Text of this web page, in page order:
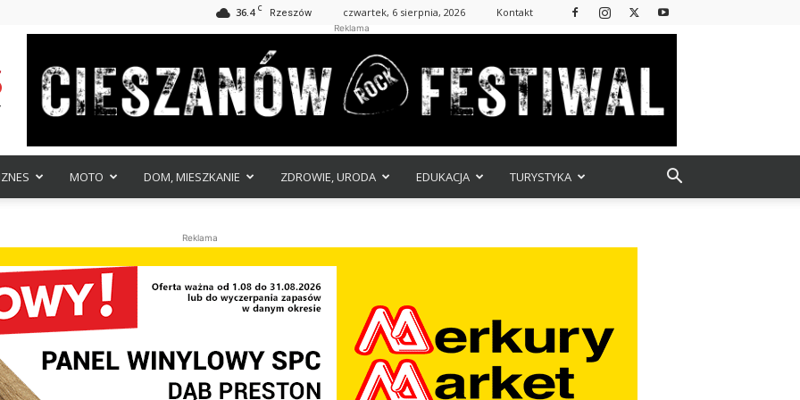
36.4 C Rzeszów czwartek, 6 sierpnia, 2026 Kontakt
Reklama
MOTO DOM, MIESZKANIE ZDROWIE, URODA EDUKACJA TURYSTYKA
Reklama